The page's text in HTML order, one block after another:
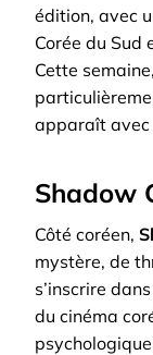
édition, avec
Corée du Sud
Cette
apparaît avec
Shadow
Côté coréen,
mystère, de
s’inscrire
du cinéma